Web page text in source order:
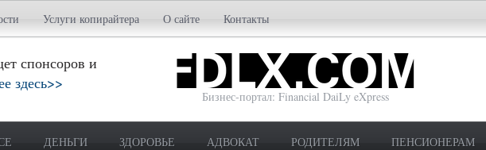
Услуги копирайтера О сайте Контакты
спонсоров и
здесь>>
Бизнес-портал: Financial DaiLy eXpress
ДЕНЬГИ ЗДОРОВЬЕ АДВОКАТ РОДИТЕЛЯМ ПЕНСИОНЕРАМ